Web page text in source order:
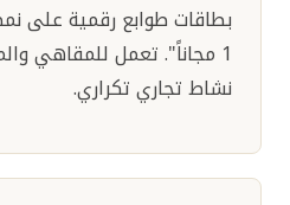
1 مجاناً". تعمل للمقاهي
نشاط تجاري تكراري.